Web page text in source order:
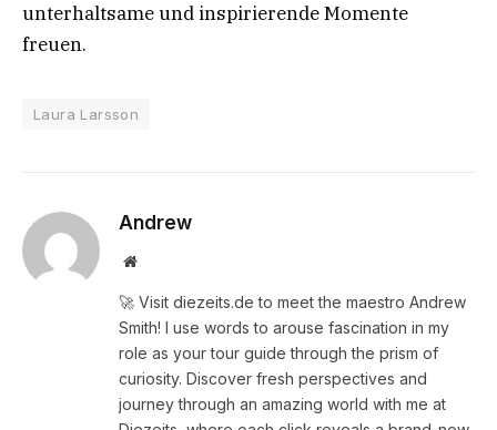
unterhaltsame und inspirierende Momente
freuen.
Laura Larsson
Andrew
Website
🚀 Visit diezeits.de to meet the maestro Andrew
Smith! I use words to arouse fascination in my
role as your tour guide through the prism of
curiosity. Discover fresh perspectives and
journey through an amazing world with me at